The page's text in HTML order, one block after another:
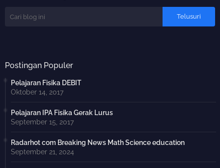
Postingan Populer
Pelajaran Fisika DEBIT
Oktober 14, 2017
Pelajaran IPA Fisika Gerak Lurus
September 15, 2017
Radarhot com Breaking News Math Science education
September 21, 2024